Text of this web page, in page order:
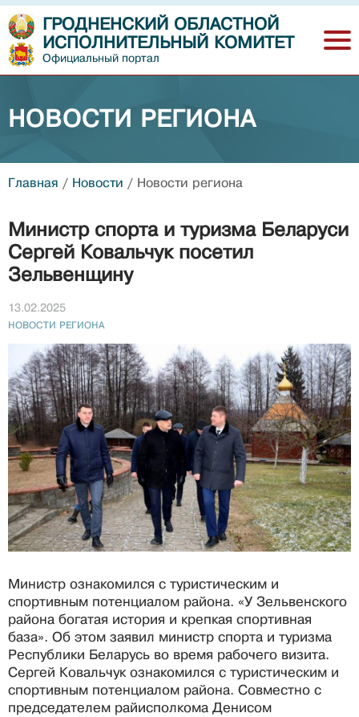
ГРОДНЕНСКИЙ ОБЛАСТНОЙ
ИСПОЛНИТЕЛЬНЫЙ КОМИТЕТ
Официальный портал
НОВОСТИ РЕГИОНА
Главная / Новости / Новости региона
Министр спорта и туризма Беларуси
Сергей Ковальчук посетил
Зельвенщину
13.02.2025
НОВОСТИ РЕГИОНА
Министр ознакомился с туристическим и
спортивным потенциалом района. «У Зельвенского
района богатая история и крепкая спортивная
база». Об этом заявил министр спорта и туризма
Республики Беларусь во время рабочего визита.
Сергей Ковальчук ознакомился с туристическим и
спортивным потенциалом района. Совместно с
председателем райисполкома Денисом